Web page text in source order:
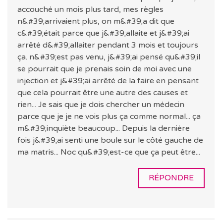
accouché un mois plus tard, mes règles
n&#39;arrivaient plus, on m&#39;a dit que
c&#39;était parce que j&#39;allaite et j&#39;ai
arrêté d&#39;allaiter pendant 3 mois et toujours
ça. n&#39;est pas venu, j&#39;ai pensé qu&#39;il
se pourrait que je prenais soin de moi avec une
injection et j&#39;ai arrêté de la faire en pensant
que cela pourrait être une autre des causes et
rien... Je sais que je dois chercher un médecin
parce que je je ne vois plus ça comme normal... ça
m&#39;inquiète beaucoup... Depuis la dernière
fois j&#39;ai senti une boule sur le côté gauche de
ma matris... Noc qu&#39;est-ce que ça peut être...
RÉPONDRE